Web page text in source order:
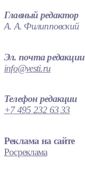
Главный редактор
А. А. Филипповский
Эл. почта редакции
info@vesti.ru
Телефон редакции
+7 495 232 63 33
Реклама на сайте
Росреклама